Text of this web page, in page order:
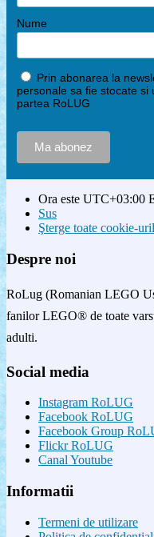
Nume
Prin abonarea la
personale sa fie stocate si
partea RoLUG
Ora este UTC+03:00
Sus
Şterge toate cookie-
Despre noi
RoLug (Romanian LEGO
fanilor LEGO® de toate
adulti.
Social media
Instagram RoLUG
Facebook RoLUG
Facebook Group
Flickr RoLUG
Canal Youtube
Informatii
Termeni de utilizare